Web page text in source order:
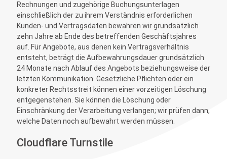
Rechnungen und zugehörige Buchungsunterlagen
einschließlich der zu ihrem Verständnis erforderlichen
Kunden- und Vertragsdaten bewahren wir grundsätzlich
zehn Jahre ab Ende des betreffenden Geschäftsjahres
auf. Für Angebote, aus denen kein Vertragsverhältnis
entsteht, beträgt die Aufbewahrungsdauer grundsätzlich
24 Monate nach Ablauf des Angebots beziehungsweise der
letzten Kommunikation. Gesetzliche Pflichten oder ein
konkreter Rechtsstreit können einer vorzeitigen Löschung
entgegenstehen. Sie können die Löschung oder
Einschränkung der Verarbeitung verlangen; wir prüfen dann,
welche Daten noch aufbewahrt werden müssen.
Cloudflare Turnstile